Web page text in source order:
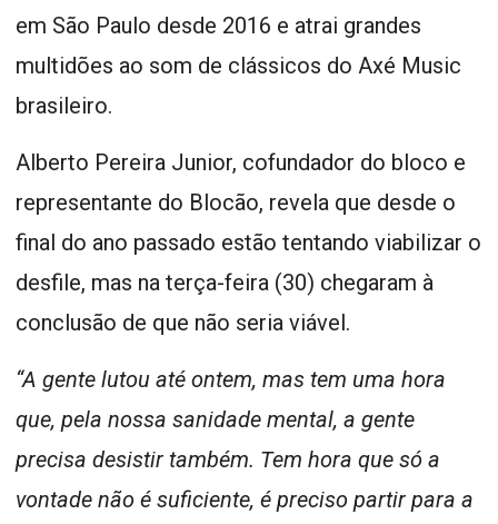
em São Paulo desde 2016 e atrai grandes
multidões ao som de clássicos do Axé Music
brasileiro.
Alberto Pereira Junior, cofundador do bloco e
representante do Blocão, revela que desde o
final do ano passado estão tentando viabilizar o
desfile, mas na terça-feira (30) chegaram à
conclusão de que não seria viável.
“A gente lutou até ontem, mas tem uma hora
que, pela nossa sanidade mental, a gente
precisa desistir também. Tem hora que só a
vontade não é suficiente, é preciso partir para a